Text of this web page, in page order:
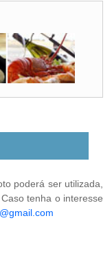
poderá ser utilizada,
tenha o interesse